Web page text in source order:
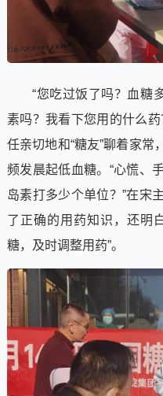
“您吃过饭了吗？血糖
素吗？我看下您用的什么
任亲切地和“糖友”聊着家常
频发晨起低血糖。“心慌、
岛素打多少个单位？”在宋
了正确的用药知识，还明
糖，及时调整用药”。